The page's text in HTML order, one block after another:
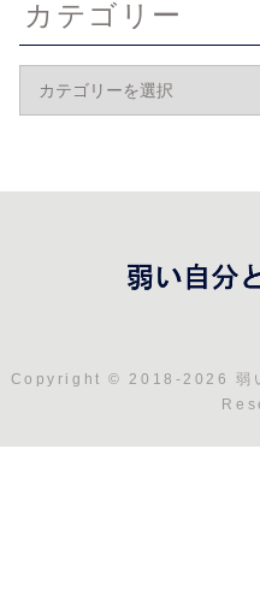
カテゴリー
Copyright © 2018-2026 弱